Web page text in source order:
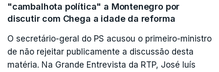
"Noventa e seis por cento das empresas
portuguesas são micro, pequenas e médias
empresas. Quando protegemos o emprego
estamos também a proteger os
O debate decorre um mês depois de a proposta
de lei que altera o Código de Trabalho e leis
conexas ter dado entrada na Assembleia da
República.
"cambalhota política" a Montenegro por
discutir com Chega a idade da reforma
O secretário-geral do PS acusou o primeiro-ministro
de não rejeitar publicamente a discussão desta
matéria. Na Grande Entrevista da RTP, José luís